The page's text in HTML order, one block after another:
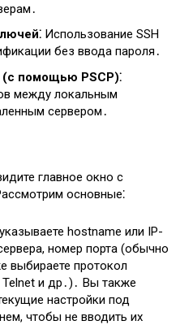
Использование SSH
без ввода пароля․
помощью PSCP)⁚
между локальным
сервером․
главное окно с
основные⁚
hostname или IP-
номер порта (обычно
выбираете протокол
и др․)․ Вы также
настройки под
чтобы не вводить их